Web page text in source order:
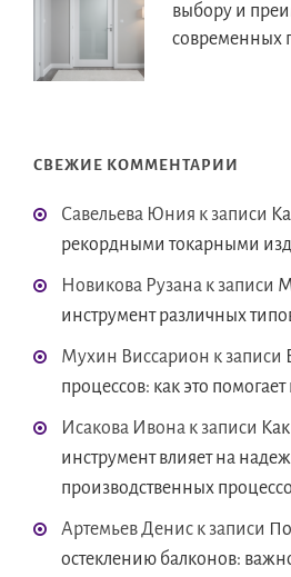
выбору и
современных
СВЕЖИЕ КОММЕНТАРИИ
Савельева Юния к записи
рекордными токарными
Новикова Рузана к записи
инструмент различных
Мухин Виссарион к записи
процессов: как это
Исакова Ивона к записи
инструмент влияет на
производственных
Артемьев Денис к записи
остеклению балконов: